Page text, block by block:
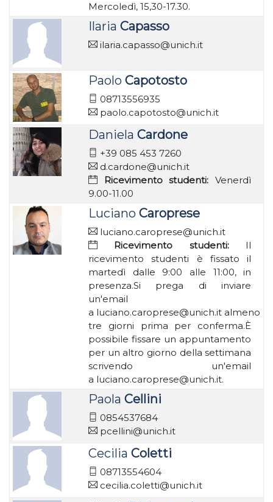
Mercoledì, 15,30-17.30.
Ilaria Capasso
ilaria.capasso@unich.it
Paolo Capotosto
08713556935
paolo.capotosto@unich.it
Daniela Cardone
+39 085 453 7260
d.cardone@unich.it
Ricevimento studenti:Venerdì
9.00-11.00
Luciano Caroprese
luciano.caroprese@unich.it
Ricevimento studenti: Il
ricevimento studenti è fissato il
martedì dalle 9:00 alle 11:00, in
presenza.Si prega di inviare
un'email
a luciano.caroprese@unich.it almeno
tre giorni prima per conferma.È
possibile fissare un appuntamento
per un altro giorno della settimana
scrivendo un'email
a luciano.caroprese@unich.it.
Paola Cellini
0854537684
pcellini@unich.it
Cecilia Coletti
08713554604
cecilia.coletti@unich.it